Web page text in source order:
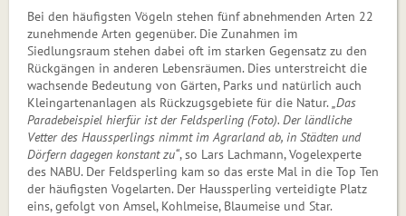
Bei den häufigsten Vögeln stehen fünf abnehmenden Arten 22
zunehmende Arten gegenüber. Die Zunahmen im
Siedlungsraum stehen dabei oft im starken Gegensatz zu den
Rückgängen in anderen Lebensräumen. Dies unterstreicht die
wachsende Bedeutung von Gärten, Parks und natürlich auch
Kleingartenanlagen als Rückzugsgebiete für die Natur.„Das
Paradebeispiel hierfür ist der Feldsperling (Foto). Der ländliche
Vetter des Haussperlings nimmt im Agrarland ab, in Städten und
Dörfern dagegen konstant zu“, so Lars Lachmann, Vogelexperte
des NABU. Der Feldsperling kam so das erste Mal in die Top Ten
der häufigsten Vogelarten. Der Haussperling verteidigte Platz
eins, gefolgt von Amsel, Kohlmeise, Blaumeise und Star.